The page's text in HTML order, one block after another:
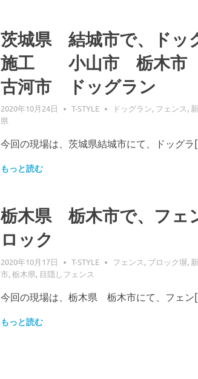
茨城県 結城市で、ドッ
施工 小山市 栃木市
古河市 ドッグラン
2020年10月24日 T-STYLE ドッグラン, フェンス,
県
今回の現場は、茨城県結城市にて、ドッグ
もっと読む
栃木県 栃木市で、フェ
ロック
2020年10月17日 T-STYLE フェンス, ブロック塀,
市,栃木県, 目隠しフェンス
今回の現場は、栃木県 栃木市にて、フェ
もっと読む